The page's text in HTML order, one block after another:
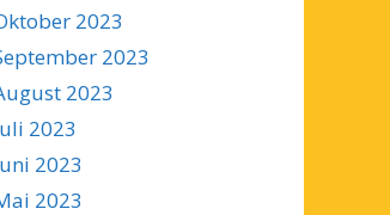
2023
2023
2023
2023
2023
2023